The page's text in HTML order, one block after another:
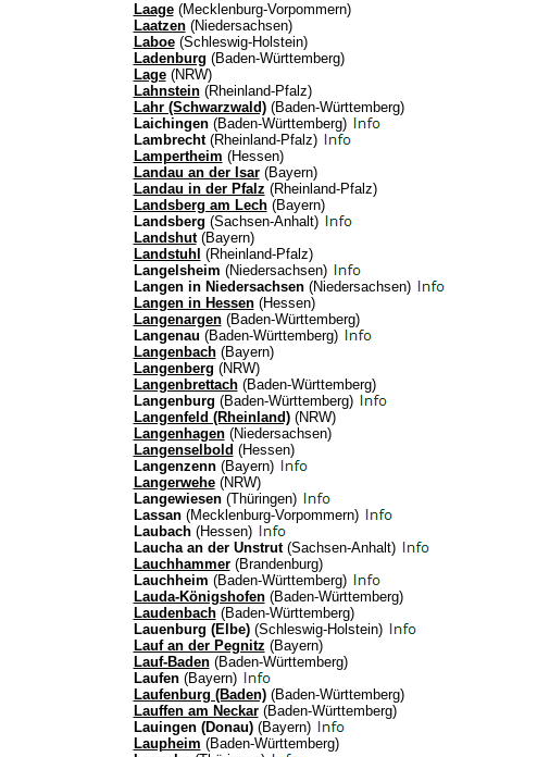
Laage(Mecklenburg-Vorpommern)
Laatzen(Niedersachsen)
Laboe(Schleswig-Holstein)
Ladenburg (Baden-Württemberg)
Lage(NRW)
Lahnstein(Rheinland-Pfalz)
Lahr (Schwarzwald)(Baden-Württemberg)
Laichingen(Baden-Württemberg)
Lambrecht(Rheinland-Pfalz)
Lampertheim (Hessen)
Landau an der Isar(Bayern)
Landau in der Pfalz (Rheinland-Pfalz)
Landsberg am Lech(Bayern)
Landsberg (Sachsen-Anhalt)
Landshut(Bayern)
Landstuhl (Rheinland-Pfalz)
Langelsheim (Niedersachsen)
Langen in Niedersachsen(Niedersachsen)
Langen in Hessen(Hessen)
Langenargen(Baden-Württemberg)
Langenau (Baden-Württemberg)
Langenbach(Bayern)
Langenberg (NRW)
Langenbrettach(Baden-Württemberg)
Langenburg (Baden-Württemberg)
Langenfeld (Rheinland)(NRW)
Langenhagen(Niedersachsen)
Langenselbold (Hessen)
Langenzenn(Bayern)
Langerwehe(NRW)
Langewiesen(Thüringen)
Lassan(Mecklenburg-Vorpommern)
Laubach(Hessen)
Laucha an der Unstrut(Sachsen-Anhalt)
Lauchhammer(Brandenburg)
Lauchheim (Baden-Württemberg)
Lauda-Königshofen(Baden-Württemberg)
Laudenbach(Baden-Württemberg)
Lauenburg (Elbe)(Schleswig-Holstein)
Lauf an der Pegnitz (Bayern)
Lauf-Baden(Baden-Württemberg)
Laufen(Bayern)
Laufenburg (Baden)(Baden-Württemberg)
Lauffen am Neckar(Baden-Württemberg)
Lauingen (Donau)(Bayern)
Laupheim (Baden-Württemberg)